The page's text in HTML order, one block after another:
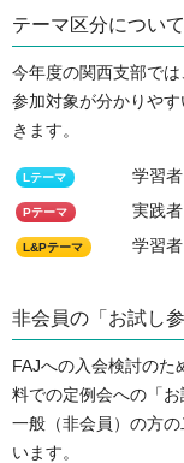
テーマ区分について
今年度の関西支部で
参加対象が分かりや
きます。
Lテーマ 学習
Pテーマ 実践
L&Pテーマ 学習
非会員の「お試し
FAJへの入会検討のた
料での定例会への「お
一般（非会員）の方
います。